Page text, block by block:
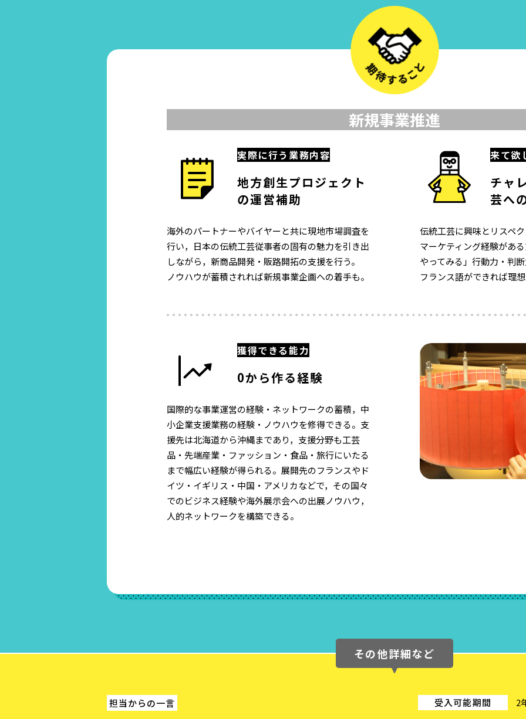
新規事業推進
実際に行う業務内容
地方創生プロジェクト
の運営補助
海外のパートナーやバイヤーと共に現地市場調査を
行い，日本の伝統工芸従事者の固有の魅力を引き出
しながら，新商品開発・販路開拓の支援を行う。
ノウハウが蓄積されれば新規事業企画への着手も。
来て欲
チャ
芸へ
伝統工芸に興味とリスペ
マーケティング経験があ
やってみる」行動力・判
フランス語ができれば理
獲得できる能力
0から作る経験
国際的な事業運営の経験・ネットワークの蓄積，中
小企業支援業務の経験・ノウハウを修得できる。支
援先は北海道から沖縄まであり，支援分野も工芸
品・先端産業・ファッション・食品・旅行にいたる
まで幅広い経験が得られる。展開先のフランスやド
イツ・イギリス・中国・アメリカなどで，その国々
でのビジネス経験や海外展示会への出展ノウハウ，
人的ネットワークを構築できる。
その他詳細など
担当からの一言 受入可能期間 2